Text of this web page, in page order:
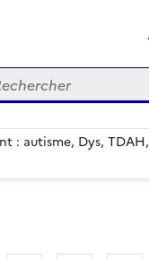
: autisme, Dys, TDAH,